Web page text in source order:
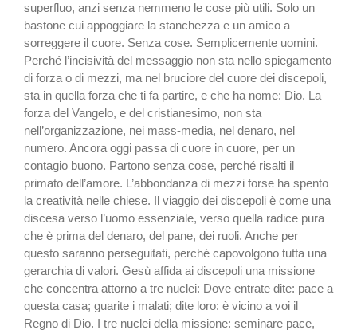
superfluo, anzi senza nemmeno le cose più utili. Solo un
bastone cui appoggiare la stanchezza e un amico a
sorreggere il cuore. Senza cose. Semplicemente uomini.
Perché l’incisività del messaggio non sta nello spiegamento
di forza o di mezzi, ma nel bruciore del cuore dei discepoli,
sta in quella forza che ti fa partire, e che ha nome: Dio. La
forza del Vangelo, e del cristianesimo, non sta
nell’organizzazione, nei mass-media, nel denaro, nel
numero. Ancora oggi passa di cuore in cuore, per un
contagio buono. Partono senza cose, perché risalti il
primato dell’amore. L’abbondanza di mezzi forse ha spento
la creatività nelle chiese. Il viaggio dei discepoli è come una
discesa verso l’uomo essenziale, verso quella radice pura
che è prima del denaro, del pane, dei ruoli. Anche per
questo saranno perseguitati, perché capovolgono tutta una
gerarchia di valori. Gesù affida ai discepoli una missione
che concentra attorno a tre nuclei: Dove entrate dite: pace a
questa casa; guarite i malati; dite loro: è vicino a voi il
Regno di Dio. I tre nuclei della missione: seminare pace,